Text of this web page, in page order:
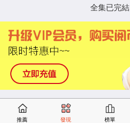
全集已完結
推薦 發現 榜單